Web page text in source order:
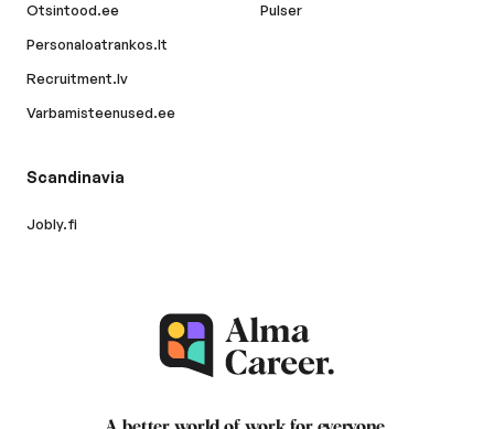
Otsintood.ee
Personaloatrankos.lt
Recruitment.lv
Varbamisteenused.ee
Pulser
Scandinavia
Jobly.fi